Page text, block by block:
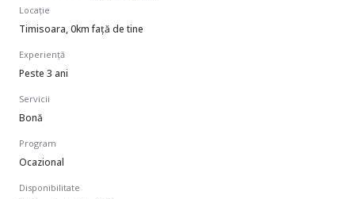
Locație
Timisoara, 0km față de tine
Experiență
Peste 3 ani
Servicii
Bonă
Program
Ocazional
Disponibilitate